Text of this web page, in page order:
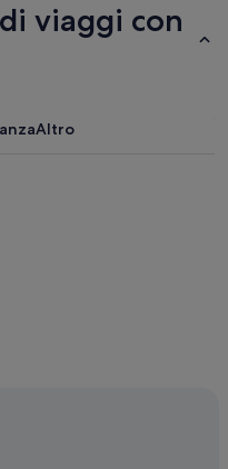
viaggi con
Altro